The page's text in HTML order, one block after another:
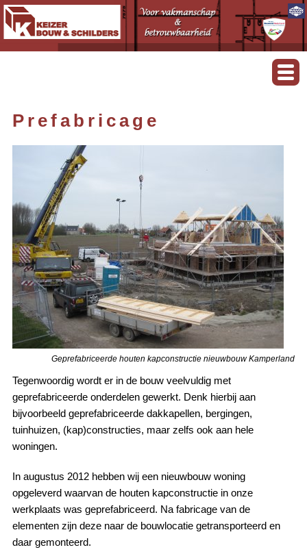
Prefabricage
Geprefabriceerde houten kapconstructie nieuwbouw Kamperland
Tegenwoordig wordt er in de bouw veelvuldig met
geprefabriceerde onderdelen gewerkt. Denk hierbij aan
bijvoorbeeld geprefabriceerde dakkapellen, bergingen,
tuinhuizen, (kap)constructies, maar zelfs ook aan hele
woningen.
In augustus 2012 hebben wij een nieuwbouw woning
opgeleverd waarvan de houten kapconstructie in onze
werkplaats was geprefabriceerd. Na fabricage van de
elementen zijn deze naar de bouwlocatie getransporteerd en
daar gemonteerd.